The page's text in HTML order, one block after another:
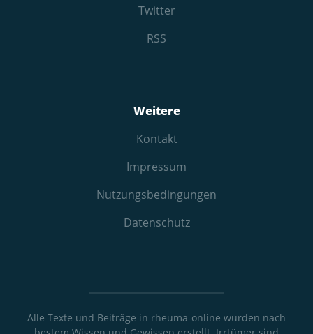
Twitter
RSS
Weitere
Kontakt
Impressum
Nutzungs­bedingungen
Datenschutz
Alle Texte und Beiträge in rheuma-online wurden nach